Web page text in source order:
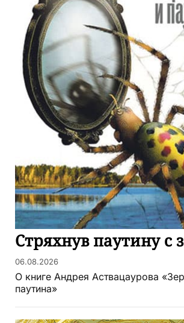
Стряхнув паутину с
06.08.2026
О книге Андрея Аствацаурова
паутина»